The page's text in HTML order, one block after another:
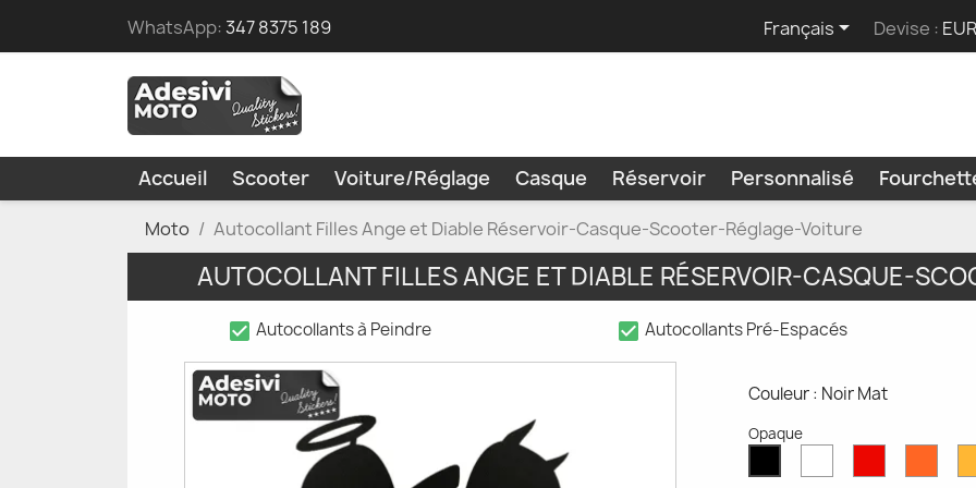
WhatsApp:347 8375 189 Français Devise :
Accueil Scooter Voiture/Réglage Casque Réservoir Personnalisé
Moto Autocollant Filles Ange et Diable Réservoir-Casque-Scooter-Réglage-Voiture
AUTOCOLLANT FILLES ANGE ET DIABLE RÉSERVOIR-CASQUE-
check_box Autocollants à Peindre check_box Autocollants Pré-Espacés
Couleur : Noir Mat
Opaque
Mat
Mat
Mat
Mat